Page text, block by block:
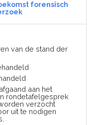
forensisch
van de stand der
aan het
rondetafelgesprek
verzocht
uit te nodigen